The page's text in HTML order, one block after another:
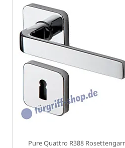
Pure Quattro R388